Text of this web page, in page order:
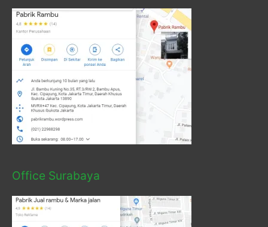
Office Surabaya